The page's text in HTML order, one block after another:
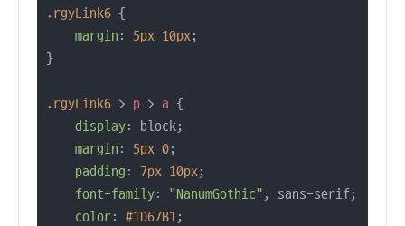
.rgyLink6 {
margin : 5px 10px;
}
.rgyLink6 > p > a {
display: block;
margin : 5px 0;
padding : 7px 10px;
font-family: "NanumGothic" , sans-serif;
color: #1D67B1;